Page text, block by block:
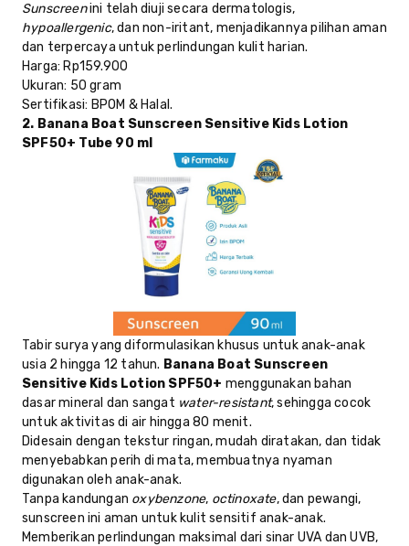
Sunscreenini telah diuji secara dermatologis,
hypoallergenic, dan non-iritant, menjadikannya pilihan aman
dan terpercaya untuk perlindungan kulit harian.
Harga: Rp159.900
Ukuran: 50 gram
Sertifikasi: BPOM & Halal.
2. Banana Boat Sunscreen Sensitive Kids Lotion
SPF50+ Tube 90 ml
Tabir surya yang diformulasikan khusus untuk anak-anak
usia 2 hingga 12 tahun. Banana Boat Sunscreen
Sensitive Kids Lotion SPF50+ menggunakan bahan
dasar mineral dan sangat water-resistant, sehingga cocok
untuk aktivitas di air hingga 80 menit.
Didesain dengan tekstur ringan, mudah diratakan, dan tidak
menyebabkan perih di mata, membuatnya nyaman
digunakan oleh anak-anak.
Tanpa kandungan oxybenzone, octinoxate, dan pewangi,
sunscreen ini aman untuk kulit sensitif anak-anak.
Memberikan perlindungan maksimal dari sinar UVA dan UVB,